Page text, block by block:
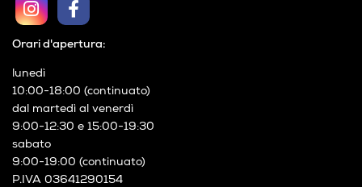
Orari d'apertura:
lunedì
10:00-18:00 (continuato)
dal martedì al venerdì
9:00-12:30 e 15:00-19:30
sabato
9:00-19:00 (continuato)
P.IVA 03641290154